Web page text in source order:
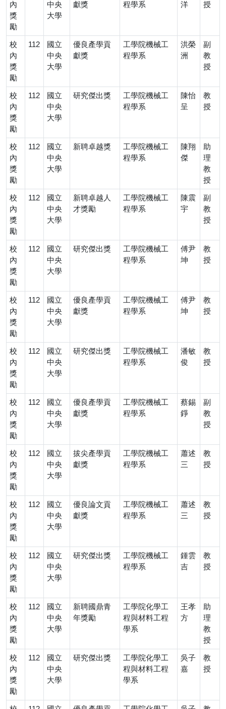
內
獎
勵
中央
大學
獻獎
程學系
洋
授
校
內
獎
勵
112
國立
中央
大學
優良產學貢
獻獎
工學院機械工
程學系
洪榮
洲
副
教
授
校
內
獎
勵
112
國立
中央
大學
研究傑出獎
工學院機械工
程學系
陳怡
呈
教
授
校
內
獎
勵
112
國立
中央
大學
新聘卓越獎
工學院機械工
程學系
陳翔
傑
助
理
教
授
校
內
獎
勵
112
國立
中央
大學
新聘卓越人
才獎勵
工學院機械工
程學系
陳震
宇
副
教
授
校
內
獎
勵
112
國立
中央
大學
研究傑出獎
工學院機械工
程學系
傅尹
坤
教
授
校
內
獎
勵
112
國立
中央
大學
優良產學貢
獻獎
工學院機械工
程學系
傅尹
坤
教
授
校
內
獎
勵
112
國立
中央
大學
研究傑出獎
工學院機械工
程學系
潘敏
俊
教
授
校
內
獎
勵
112
國立
中央
大學
優良產學貢
獻獎
工學院機械工
程學系
蔡錫
錚
副
教
授
校
內
獎
勵
112
國立
中央
大學
拔尖產學貢
獻獎
工學院機械工
程學系
蕭述
三
教
授
校
內
獎
勵
112
國立
中央
大學
優良論文貢
獻獎
工學院機械工
程學系
蕭述
三
教
授
校
內
獎
勵
112
國立
中央
大學
研究傑出獎
工學院機械工
程學系
鍾雲
吉
教
授
校
內
獎
勵
112
國立
中央
大學
新聘國鼎青
年獎勵
工學院化學工
程與材料工程
學系
王孝
方
助
理
教
授
校
內
獎
勵
112
國立
中央
大學
研究傑出獎
工學院化學工
程與材料工程
學系
吳子
嘉
教
授